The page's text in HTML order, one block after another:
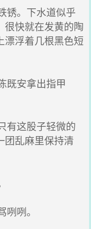
锈。下水道似乎
很快就在发黄的陶
漂浮着几根黑色短
既安拿出指甲
有这股子轻微的
团乱麻里保持清
咧。